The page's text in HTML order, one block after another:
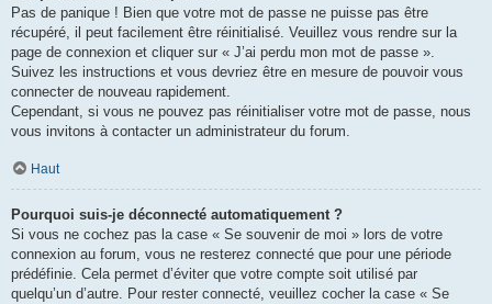
Pas de panique ! Bien que votre mot de passe ne puisse pas être
récupéré, il peut facilement être réinitialisé. Veuillez vous rendre sur la
page de connexion et cliquer sur « J’ai perdu mon mot de passe ».
Suivez les instructions et vous devriez être en mesure de pouvoir vous
connecter de nouveau rapidement.
Cependant, si vous ne pouvez pas réinitialiser votre mot de passe, nous
vous invitons à contacter un administrateur du forum.
Haut
Pourquoi suis-je déconnecté automatiquement ?
Si vous ne cochez pas la case « Se souvenir de moi » lors de votre
connexion au forum, vous ne resterez connecté que pour une période
prédéfinie. Cela permet d’éviter que votre compte soit utilisé par
quelqu’un d’autre. Pour rester connecté, veuillez cocher la case « Se